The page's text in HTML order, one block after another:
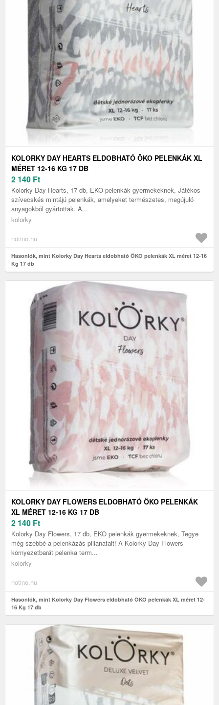
KOLORKY DAY HEARTS ELDOBHATÓ ÖKO PELENKÁK XL
MÉRET 12-16 KG 17 DB
2 140 Ft
Kolorky Day Hearts, 17 db, EKO pelenkák gyermekeknek, Játékos
szívecskés mintájú pelenkák, amelyeket természetes, megújuló
anyagokból gyártottak. A...
kolorky
notino.hu
Hasonlók, mint Kolorky Day Hearts eldobható ÖKO pelenkák XL méret 12-16
Kg 17 db
KOLORKY DAY FLOWERS ELDOBHATÓ ÖKO PELENKÁK
XL MÉRET 12-16 KG 17 DB
2 140 Ft
Kolorky Day Flowers, 17 db, EKO pelenkák gyermekeknek, Tegye
még szebbé a pelenkázás pillanatait! A Kolorky Day Flowers
környezetbarát pelenka term...
kolorky
notino.hu
Hasonlók, mint Kolorky Day Flowers eldobható ÖKO pelenkák XL méret 12-
16 Kg 17 db